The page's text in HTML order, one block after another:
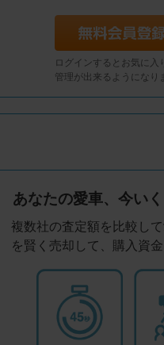
ログインするとお気に入
管理が出来るようになり
あなたの愛車、今いく
複数社の査定額を比較し
を賢く売却して、購入資